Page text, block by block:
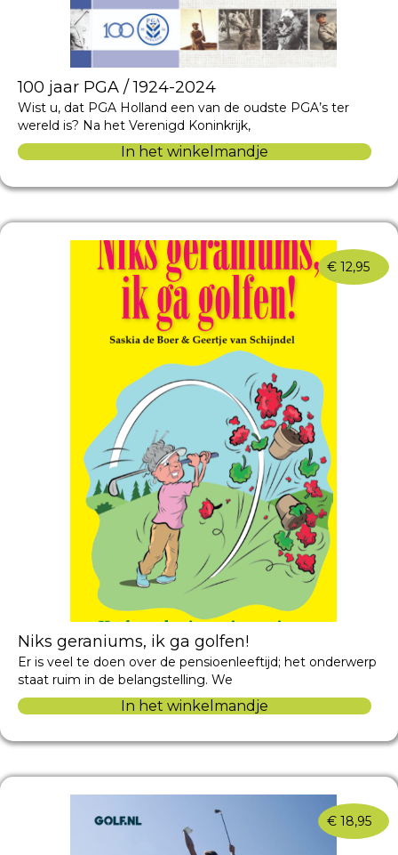
100 jaar PGA / 1924-2024
Wist u, dat PGA Holland een van de oudste PGA’s ter
wereld is? Na het Verenigd Koninkrijk,
In het winkelmandje
€ 12,95
Niks geraniums, ik ga golfen!
Er is veel te doen over de pensioenleeftijd; het onderwerp
staat ruim in de belangstelling. We
In het winkelmandje
€ 18,95